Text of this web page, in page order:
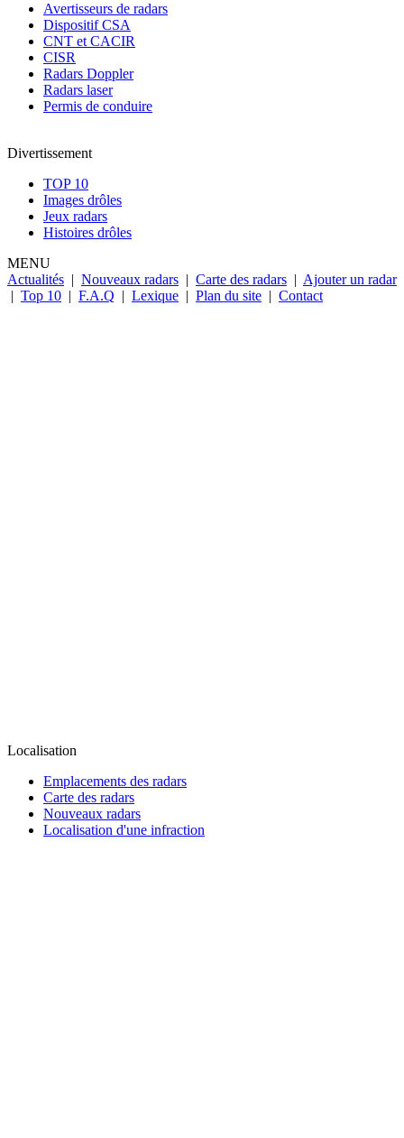
Avertisseurs de radars
Dispositif CSA
CNT et CACIR
CISR
Radars Doppler
Radars laser
Permis de conduire
Divertissement
TOP 10
Images drôles
Jeux radars
Histoires drôles
MENU
Actualités | Nouveaux radars | Carte des radars | Ajouter un radar
| Top 10 | F.A.Q | Lexique | Plan du site | Contact
Localisation
Emplacements des radars
Carte des radars
Nouveaux radars
Localisation d'une infraction